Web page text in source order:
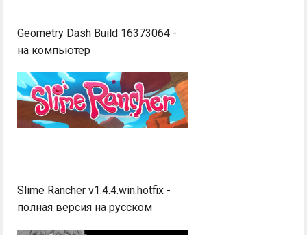
Geometry Dash Build 16373064 -
на компьютер
Slime Rancher v1.4.4.win.hotfix -
полная версия на русском